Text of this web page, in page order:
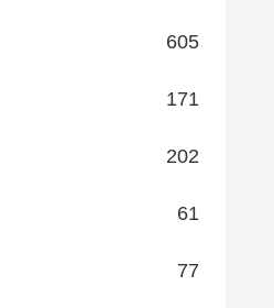
605
171
202
61
77